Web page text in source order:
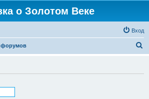
о Золотом Веке
Вход
форумов